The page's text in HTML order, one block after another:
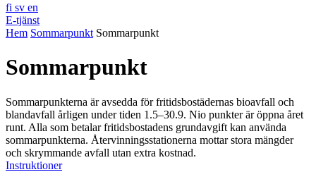
fi sv en
E-tjänst
Hem Sommarpunkt Sommarpunkt
Sommarpunkt
Sommarpunkterna är avsedda för fritidsbostädernas bioavfall och
blandavfall årligen under tiden 1.5–30.9. Nio punkter är öppna året
runt. Alla som betalar fritidsbostadens grundavgift kan använda
sommarpunkterna. Återvinningsstationerna mottar stora mängder
och skrymmande avfall utan extra kostnad.
Instruktioner